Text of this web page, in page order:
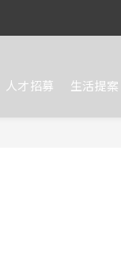
人才招募 生活提案